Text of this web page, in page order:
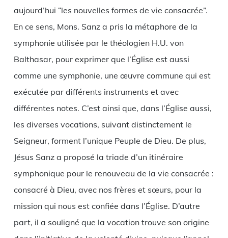
aujourd’hui “les nouvelles formes de vie consacrée”.
En ce sens, Mons. Sanz a pris la métaphore de la
symphonie utilisée par le théologien H.U. von
Balthasar, pour exprimer que l’Église est aussi
comme une symphonie, une œuvre commune qui est
exécutée par différents instruments et avec
différentes notes. C’est ainsi que, dans l’Église aussi,
les diverses vocations, suivant distinctement le
Seigneur, forment l’unique Peuple de Dieu. De plus,
Jésus Sanz a proposé la triade d’un itinéraire
symphonique pour le renouveau de la vie consacrée :
consacré à Dieu, avec nos frères et sœurs, pour la
mission qui nous est confiée dans l’Église. D’autre
part, il a souligné que la vocation trouve son origine